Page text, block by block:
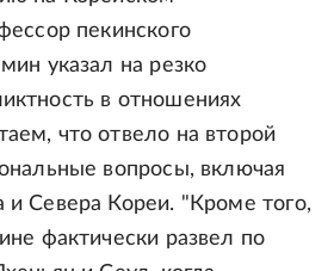
пекинского
указал на резко
в отношениях
что отвело на второй
вопросы, включая
Севера Кореи. "Кроме того,
фактически развел по